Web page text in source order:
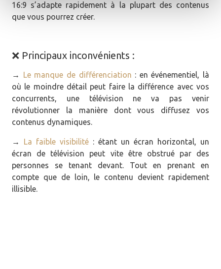
16:9 s’adapte rapidement à la plupart des contenus
que vous pourrez créer.
❌ Principaux inconvénients :
→ Le manque de différenciation : en événementiel, là
où le moindre détail peut faire la différence avec vos
concurrents, une télévision ne va pas venir
révolutionner la manière dont vous diffusez vos
contenus dynamiques.
→ La faible visibilité : étant un écran horizontal, un
écran de télévision peut vite être obstrué par des
personnes se tenant devant. Tout en prenant en
compte que de loin, le contenu devient rapidement
illisible.